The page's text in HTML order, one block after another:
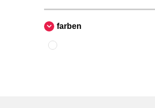
farben